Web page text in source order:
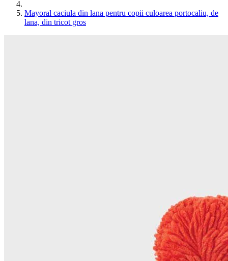
Mayoral caciula din lana pentru copii culoarea portocaliu, de
lana, din tricot gros